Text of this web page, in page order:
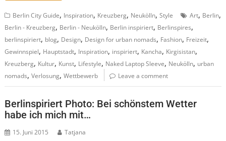
Berlin City Guide, Inspiration, Kreuzberg, Neukölln,Style Art, Berlin,
Berlin - Kreuzberg, Berlin - Neukölln, Berlin inspiriert, Berlinspires,
berlinspiriert, blog, Design, Design for urban nomads, Fashion, Freizeit,
Gewinnspiel, Hauptstadt, Inspiration, inspiriert, Kancha, Kirgisistan,
Kreuzberg, Kultur, Kunst, Lifestyle, Naked Laptop Sleeve, Neukölln, urban
nomads,Verlosung,Wettbewerb Leave a comment
Berlinspiriert Photo: Bei schönstem Wetter
habe ich mich mit…
15. Juni 2015 Tatjana